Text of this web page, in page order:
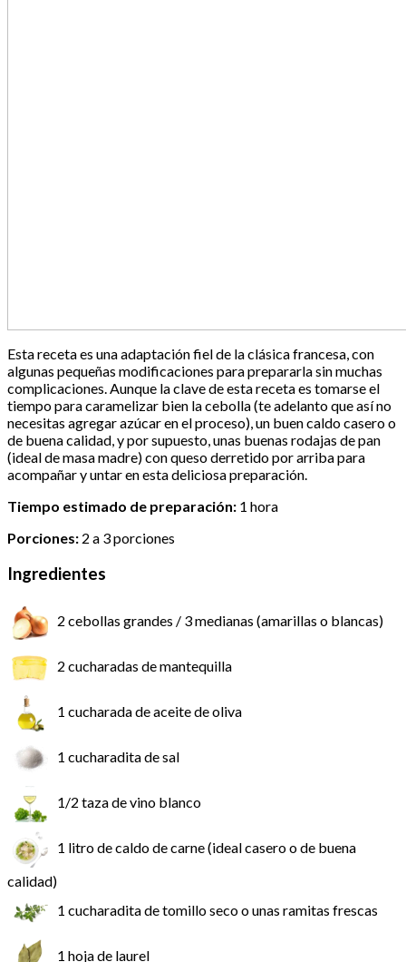
Esta receta es una adaptación fiel de la clásica francesa, con
algunas pequeñas modificaciones para prepararla sin muchas
complicaciones. Aunque la clave de esta receta es tomarse el
tiempo para caramelizar bien la cebolla (te adelanto que así no
necesitas agregar azúcar en el proceso), un buen caldo casero o
de buena calidad, y por supuesto, unas buenas rodajas de pan
(ideal de masa madre) con queso derretido por arriba para
acompañar y untar en esta deliciosa preparación.
Tiempo estimado de preparación: 1 hora
Porciones: 2 a 3 porciones
Ingredientes
2 cebollas grandes / 3 medianas (amarillas o blancas)
2 cucharadas de mantequilla
1 cucharada de aceite de oliva
1 cucharadita de sal
1/2 taza de vino blanco
1 litro de caldo de carne (ideal casero o de buena
calidad)
1 cucharadita de tomillo seco o unas ramitas frescas
1 hoja de laurel